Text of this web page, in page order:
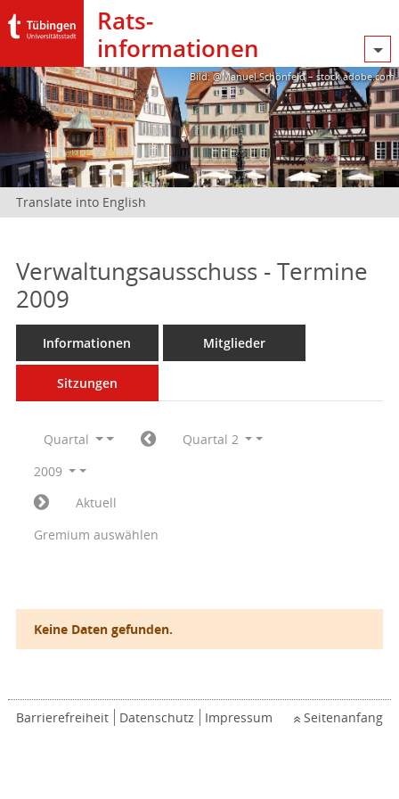
Rats­
informationen
Bild: @Manuel Schönfeld – stock.adobe.com
Translate into English
Verwaltungsausschuss - Termine
2009
Informationen Mitglieder
Sitzungen
Quartal
Quartal 2
2009
Aktuell
Gremium auswählen
Keine Daten gefunden.
Barrierefreiheit Datenschutz Impressum Seitenanfang